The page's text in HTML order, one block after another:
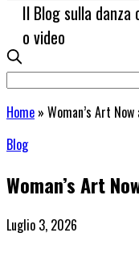
Il Blog sulla
o video
Home » Woman’s Art Now
Blog
Woman’s Art
Luglio 3, 2026